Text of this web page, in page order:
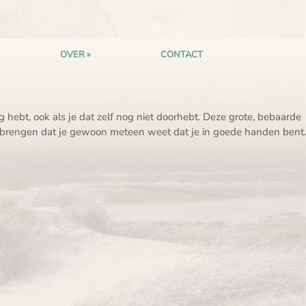
OVER CONTACT
ook als je dat zelf nog niet doorhebt. Deze grote, bebaarde
dat je gewoon meteen weet dat je in goede handen bent.